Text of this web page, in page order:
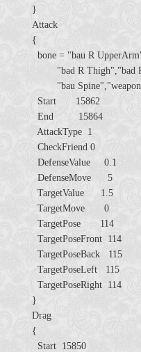
}
Attack
{
bone = "bau R
"bad R Thigh","bad R
"bau
Start 15862
End 15864
AttackType 1
CheckFriend 0
DefenseValue 0.1
DefenseMove 5
TargetValue 1.5
TargetMove 0
TargetPose 114
TargetPoseFront 114
TargetPoseBack 115
TargetPoseLeft 115
TargetPoseRight 114
}
Drag
{
Start 15850